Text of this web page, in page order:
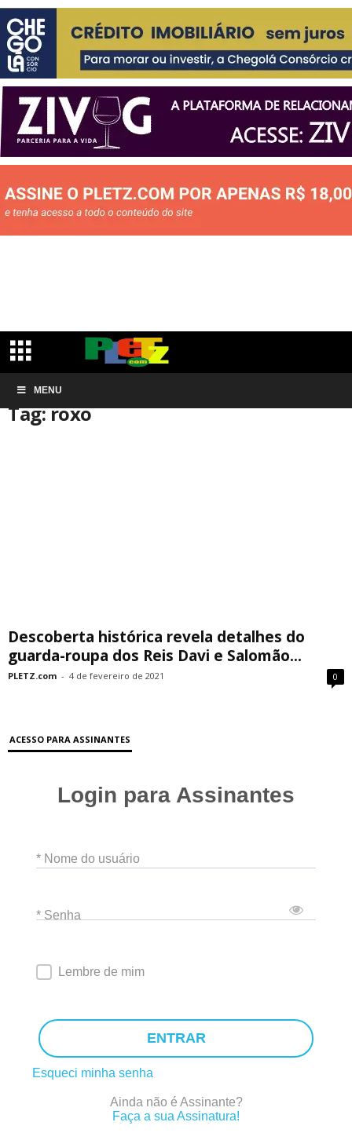
MENU
Início Tags
Tag: roxo
Descoberta histórica revela detalhes do
guarda-roupa dos Reis Davi e Salomão...
PLETZ.com - 4 de fevereiro de 2021 0
ACESSO PARA ASSINANTES
Login para Assinantes
* Nome do usuário
* Senha
Lembre de mim
ENTRAR
Esqueci minha senha
Ainda não é Assinante?
Faça a sua Assinatura!